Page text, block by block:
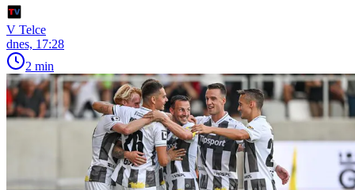
V Telce
dnes, 17:28
2 min